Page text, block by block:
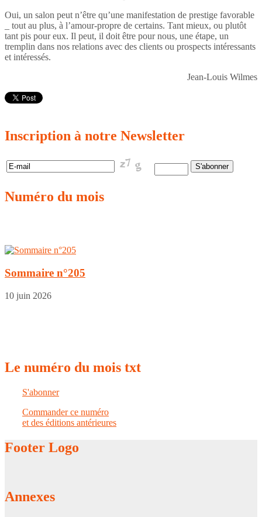
Oui, un salon peut n’être qu’une manifestation de prestige favorable
_ tout au plus, à l’amour-propre de certains. Tant mieux, ou plutôt
tant pis pour eux. Il peut, il doit être pour nous, une étape, un
tremplin dans nos relations avec des clients ou prospects intéressants
et intéressés.
Jean-Louis Wilmes
Inscription à notre Newsletter
Numéro du mois
Sommaire n°205
10 juin 2026
Le numéro du mois txt
S'abonner
Commander ce numéro
et des éditions antérieures
Footer Logo
Annexes